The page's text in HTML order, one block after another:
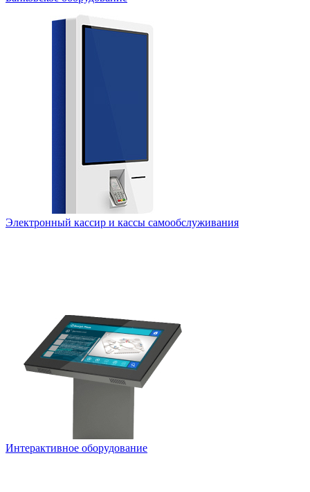
Электронный кассир и кассы самообслуживания
Интерактивное оборудование